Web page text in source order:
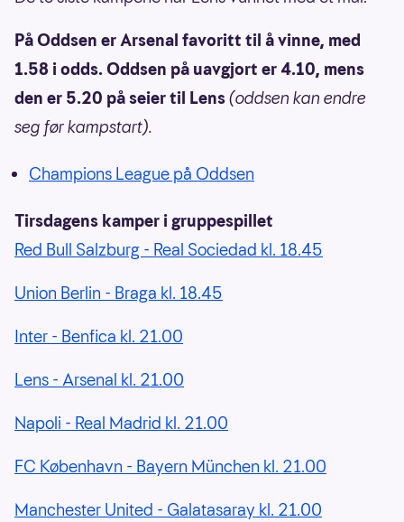
På Oddsen er Arsenal favoritt til å vinne, med
1.58 i odds. Oddsen på uavgjort er 4.10, mens
den er 5.20 på seier til Lens(oddsen kan endre
seg før kampstart).
Champions League på Oddsen
Tirsdagens kamper i gruppespillet
Red Bull Salzburg - Real Sociedad kl. 18.45
Union Berlin - Braga kl. 18.45
Inter - Benfica kl. 21.00
Lens - Arsenal kl. 21.00
Napoli - Real Madrid kl. 21.00
FC København - Bayern München kl. 21.00
Manchester United - Galatasaray kl. 21.00